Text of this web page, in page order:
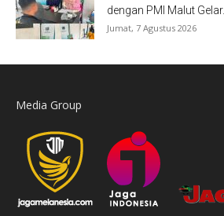
dengan PMI Malut Gelar...
Jumat, 7 Agustus 2026
Media Group